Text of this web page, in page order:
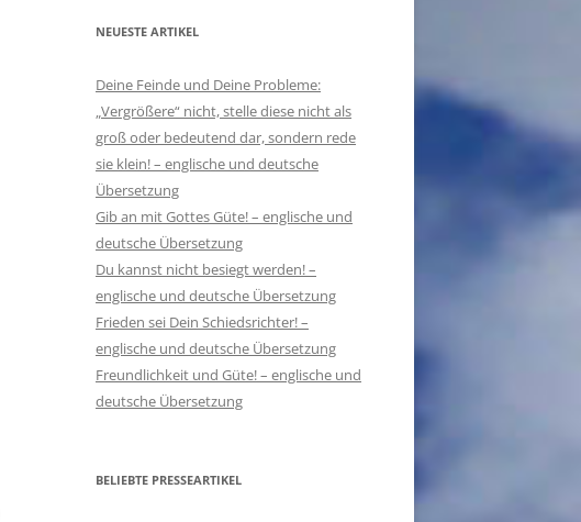
NEUESTE ARTIKEL
Deine Feinde und Deine Probleme:
„Vergrößere“ nicht, stelle diese nicht als
groß oder bedeutend dar, sondern rede
sie klein! – englische und deutsche
Übersetzung
Gib an mit Gottes Güte! – englische und
deutsche Übersetzung
Du kannst nicht besiegt werden! –
englische und deutsche Übersetzung
Frieden sei Dein Schiedsrichter! –
englische und deutsche Übersetzung
Freundlichkeit und Güte! – englische und
deutsche Übersetzung
BELIEBTE PRESSEARTIKEL